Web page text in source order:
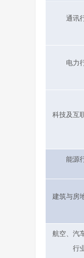
通讯
电力
科技及互
能源
建筑与房
航空、汽
行